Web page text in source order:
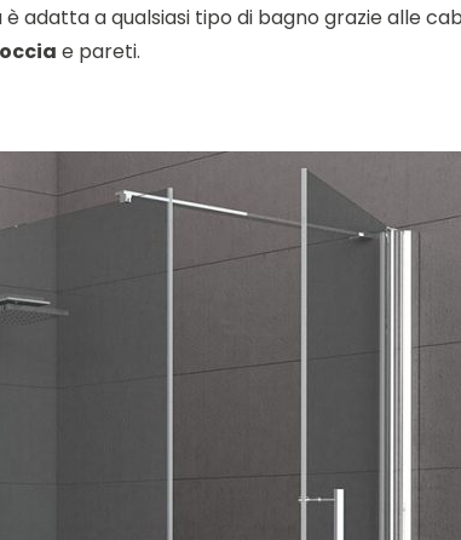
adatta a qualsiasi tipo di bagno grazie alle
e pareti.